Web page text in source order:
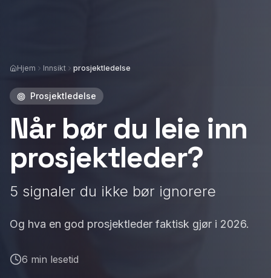
Hjem Innsikt prosjektledelse
Prosjektledelse
Når bør du leie inn
prosjektleder?
5 signaler du ikke bør ignorere
Og hva en god prosjektleder faktisk gjør i 2026.
6 min lesetid